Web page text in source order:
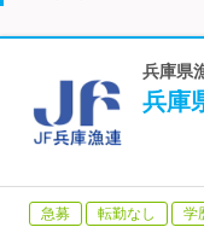
兵庫県
兵庫
急募 転勤なし 学